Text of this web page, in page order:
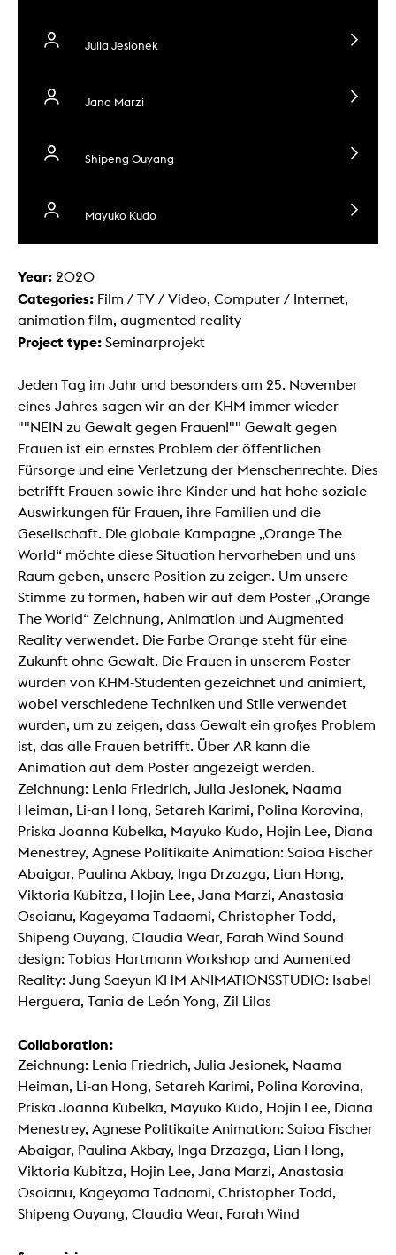
Julia Jesionek
Jana Marzi
Shipeng Ouyang
Mayuko Kudo
Year: 2020
Categories: Film / TV / Video, Computer / Internet,
animation film, augmented reality
Project type: Seminarprojekt
Jeden Tag im Jahr und besonders am 25. November
eines Jahres sagen wir an der KHM immer wieder
""NEIN zu Gewalt gegen Frauen!"" Gewalt gegen
Frauen ist ein ernstes Problem der öffentlichen
Fürsorge und eine Verletzung der Menschenrechte. Dies
betrifft Frauen sowie ihre Kinder und hat hohe soziale
Auswirkungen für Frauen, ihre Familien und die
Gesellschaft. Die globale Kampagne „Orange The
World“ möchte diese Situation hervorheben und uns
Raum geben, unsere Position zu zeigen. Um unsere
Stimme zu formen, haben wir auf dem Poster „Orange
The World“ Zeichnung, Animation und Augmented
Reality verwendet. Die Farbe Orange steht für eine
Zukunft ohne Gewalt. Die Frauen in unserem Poster
wurden von KHM-Studenten gezeichnet und animiert,
wobei verschiedene Techniken und Stile verwendet
wurden, um zu zeigen, dass Gewalt ein großes Problem
ist, das alle Frauen betrifft. Über AR kann die
Animation auf dem Poster angezeigt werden.
Zeichnung: Lenia Friedrich, Julia Jesionek, Naama
Heiman, Li-an Hong, Setareh Karimi, Polina Korovina,
Priska Joanna Kubelka, Mayuko Kudo, Hojin Lee, Diana
Menestrey, Agnese Politikaite Animation: Saioa Fischer
Abaigar, Paulina Akbay, Inga Drzazga, Lian Hong,
Viktoria Kubitza, Hojin Lee, Jana Marzi, Anastasia
Osoianu, Kageyama Tadaomi, Christopher Todd,
Shipeng Ouyang, Claudia Wear, Farah Wind Sound
design: Tobias Hartmann Workshop and Aumented
Reality: Jung Saeyun KHM ANIMATIONSSTUDIO: Isabel
Herguera, Tania de León Yong, Zil Lilas
Collaboration:
Zeichnung: Lenia Friedrich, Julia Jesionek, Naama
Heiman, Li-an Hong, Setareh Karimi, Polina Korovina,
Priska Joanna Kubelka, Mayuko Kudo, Hojin Lee, Diana
Menestrey, Agnese Politikaite Animation: Saioa Fischer
Abaigar, Paulina Akbay, Inga Drzazga, Lian Hong,
Viktoria Kubitza, Hojin Lee, Jana Marzi, Anastasia
Osoianu, Kageyama Tadaomi, Christopher Todd,
Shipeng Ouyang, Claudia Wear, Farah Wind